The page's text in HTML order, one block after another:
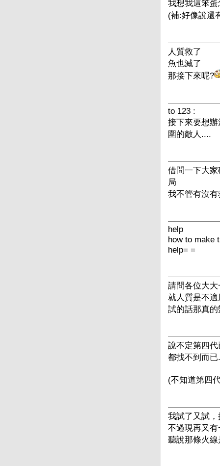
我想我這笨
(補:好像說還
人質救了
魚也滅了
那接下來呢?
to 123 :
接下來要想
圍的敵人....
借問一下大
局
我不管有沒
help
how to make
help= =
請問各位大
就人質是不
試的話那真
說不定第四
都找不到而
(不知道第四
我試了又試
不過現再又
聽說那條火